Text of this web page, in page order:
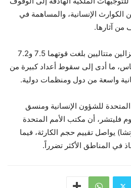
الإنسانية، والمساهمة في
من آثارها.
وكانت فنزويلا قد تعرضت لزلزالين متتاليين بلغت قوتهما 7.5 و7.2
ما أدى إلى سقوط أعداد كبيرة من
واسعة من دول ومنظمات دولية.
المتحدة للشؤون الإنسانية ومنسق
فليتشر، أن مكتب الأمم المتحدة
يواصل تقييم حجم الكارثة، فيما
في المناطق الأكثر تضرراً.